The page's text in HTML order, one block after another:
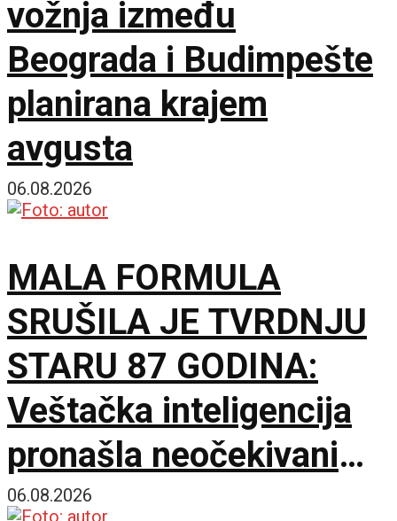
vožnja između
Beograda i Budimpešte
planirana krajem
avgusta
06.08.2026
MALA FORMULA
SRUŠILA JE TVRDNJU
STARU 87 GODINA:
Veštačka inteligencija
pronašla neočekivani
matematički primer
06.08.2026